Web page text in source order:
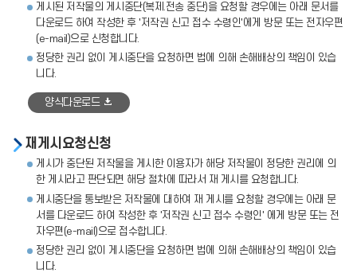
게시된 저작물의 게시중단(복제.전송 중단)을 요청할 경우에는 아래 문서를
다운로드 하여 작성한 후 '저작권 신고 접수 수령인'에게 방문 또는 전자우편
(e-mail)으로 신청합니다.
정당한 권리 없이 게시중단을 요청하면 법에 의해 손해배상의 책임이 있습
니다.
양식다운로드
재게시요청신청
게시가 중단된 저작물을 게시한 이용자가 해당 저작물이 정당한 권리에 의
한 게시라고 판단되면 해당 절차에 따라서 재 게시를 요청합니다.
게시중단을 통보받은 저작물에 대하여 재 게시를 요청할 경우에는 아래 문
서를 다운로드 하여 작성한 후 '저작권 신고 접수 수령인' 에게 방문 또는 전
자우편(e-mail)으로 접수합니다.
정당한 권리 없이 게시중단을 요청하면 법에 의해 손해배상의 책임이 있습
니다.